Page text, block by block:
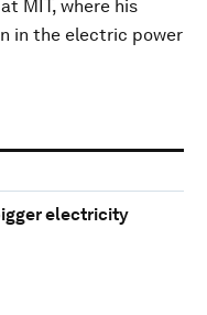
MIT, where his
in the electric power
electricity